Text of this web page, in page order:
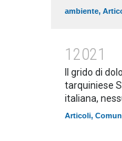
ambiente,
12021
Il grido di
tarquiniese
italiana,
Articoli,